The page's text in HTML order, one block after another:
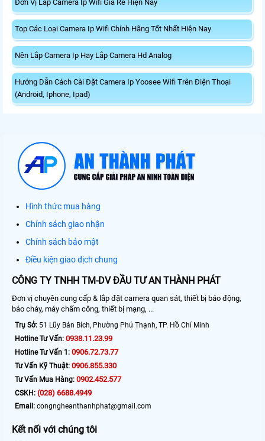
Đơn Vị Lắp Camera Ip Wifi Giá Rẻ Hiện Nay
Top Các Loại Camera Ip Wifi Chính Hãng Tốt Nhất Hiện Nay
Nên Lắp Camera Ip Hay Lắp Camera Hd Analog
Hướng Dẫn Cách Cài Đặt Camera Ip Yoosee Wifi Trên Điện Thoại
(Android, Iphone, Ipad)
Hình thức mua hàng
Chính sách giao nhận
Chính sách bảo mật
Điều kiện giao dịch chung
CÔNG TY TNHH TM-DV ĐẦU TƯ AN THÀNH PHÁT
Đơn vị chuyên cung cấp & lắp đặt camera quan sát, thiết bị báo động,
báo cháy, máy chấm công, thiết bị mạng, ...
Trụ Sở: 51 Lũy Bán Bích, Phường Phú Thạnh, TP. Hồ Chí Minh
Hotline Tư Vấn: 0938.11.23.99
Hotline Tư Vấn 1: 0906.72.73.77
Tư Vấn Kỹ Thuật: 0906.855.330
Tư Vấn Mua Hàng: 0902.452.577
CSKH: (028) 6688.4949
Email: congngheanthanhphat@gmail.com
Kết nối với chúng tôi